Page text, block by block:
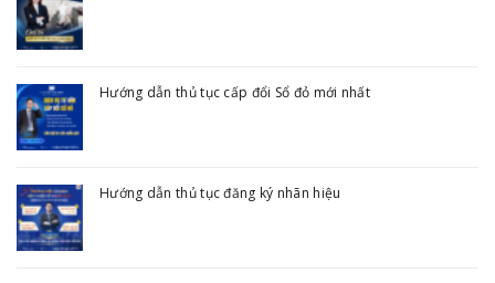
Hướng dẫn thủ tục cấp đổi Sổ đỏ mới nhất
Hướng dẫn thủ tục đăng ký nhãn hiệu